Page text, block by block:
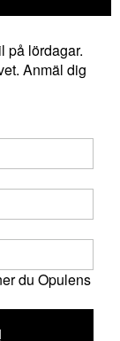
på lördagar.
Anmäl dig
du Opulens